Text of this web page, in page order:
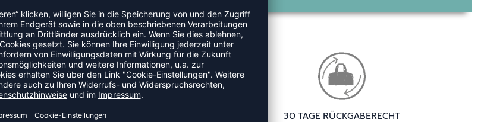
GELD-ZURÜCK-GARANTIE 30 TAGE RÜCKGABERECHT